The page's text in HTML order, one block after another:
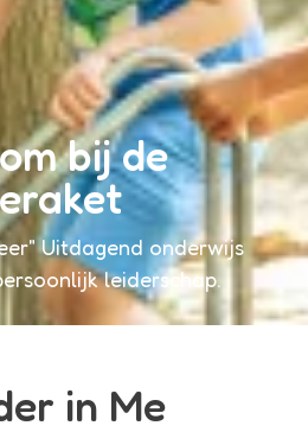
bij de
Uitdagend onderwijs
leiderschap.
in Me